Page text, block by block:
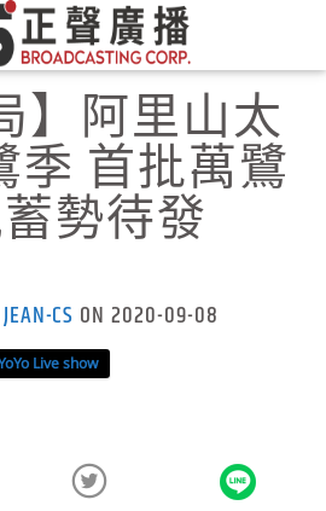
】阿里山太
季 首批萬鷺
勢待發
JEAN-CS ON 2020-09-08
Live show